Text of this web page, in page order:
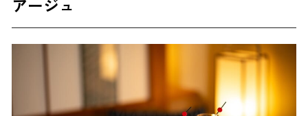
アージュ